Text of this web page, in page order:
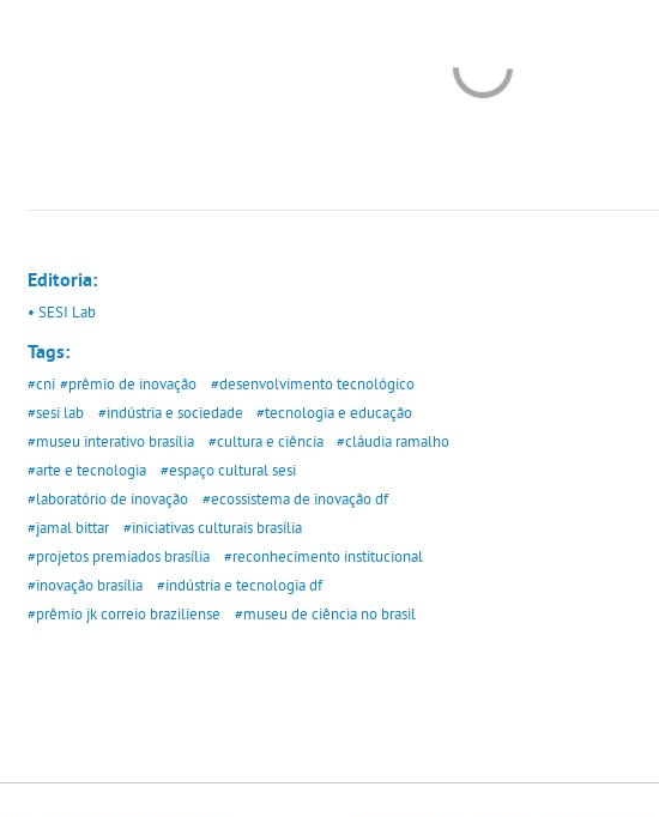
Editoria:
• SESI Lab
Tags:
#cni #prêmio de inovação
#desenvolvimento tecnológico
#sesi lab
#indústria e sociedade
#tecnologia e educação
#museu interativo brasília
#cultura e ciência
#cláudia ramalho
#arte e tecnologia
#espaço cultural sesi
#laboratório de inovação
#ecossistema de inovação df
#jamal bittar
#iniciativas culturais brasília
#projetos premiados brasília
#reconhecimento institucional
#inovação brasília
#indústria e tecnologia df
#prêmio jk correio braziliense
#museu de ciência no brasil